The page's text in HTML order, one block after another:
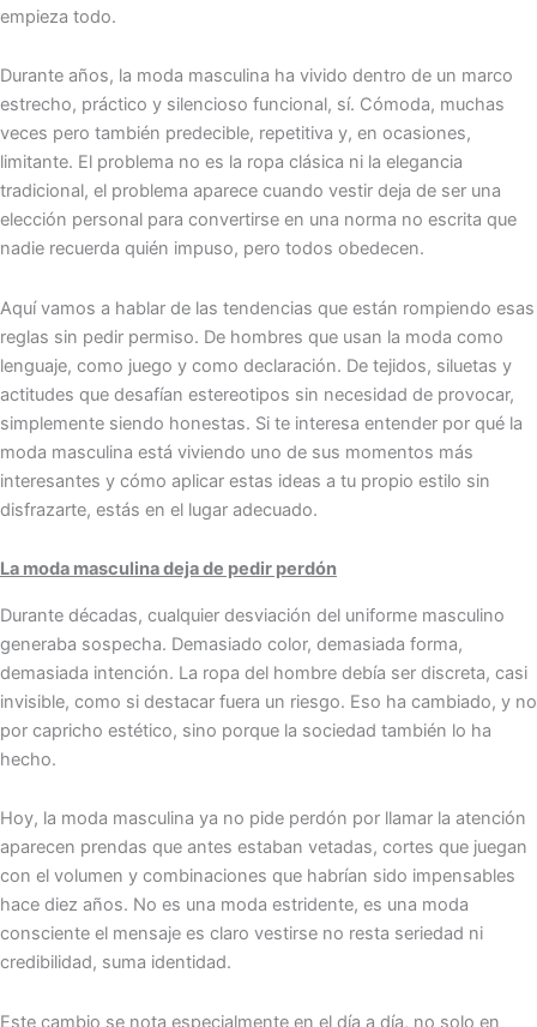
empieza todo.
Durante años, la moda masculina ha vivido dentro de un marco
estrecho, práctico y silencioso funcional, sí. Cómoda, muchas
veces pero también predecible, repetitiva y, en ocasiones,
limitante. El problema no es la ropa clásica ni la elegancia
tradicional, el problema aparece cuando vestir deja de ser una
elección personal para convertirse en una norma no escrita que
nadie recuerda quién impuso, pero todos obedecen.
Aquí vamos a hablar de las tendencias que están rompiendo esas
reglas sin pedir permiso. De hombres que usan la moda como
lenguaje, como juego y como declaración. De tejidos, siluetas y
actitudes que desafían estereotipos sin necesidad de provocar,
simplemente siendo honestas. Si te interesa entender por qué la
moda masculina está viviendo uno de sus momentos más
interesantes y cómo aplicar estas ideas a tu propio estilo sin
disfrazarte, estás en el lugar adecuado.
La moda masculina deja de pedir perdón
Durante décadas, cualquier desviación del uniforme masculino
generaba sospecha. Demasiado color, demasiada forma,
demasiada intención. La ropa del hombre debía ser discreta, casi
invisible, como si destacar fuera un riesgo. Eso ha cambiado, y no
por capricho estético, sino porque la sociedad también lo ha
hecho.
Hoy, la moda masculina ya no pide perdón por llamar la atención
aparecen prendas que antes estaban vetadas, cortes que juegan
con el volumen y combinaciones que habrían sido impensables
hace diez años. No es una moda estridente, es una moda
consciente el mensaje es claro vestirse no resta seriedad ni
credibilidad, suma identidad.
Este cambio se nota especialmente en el día a día, no solo en